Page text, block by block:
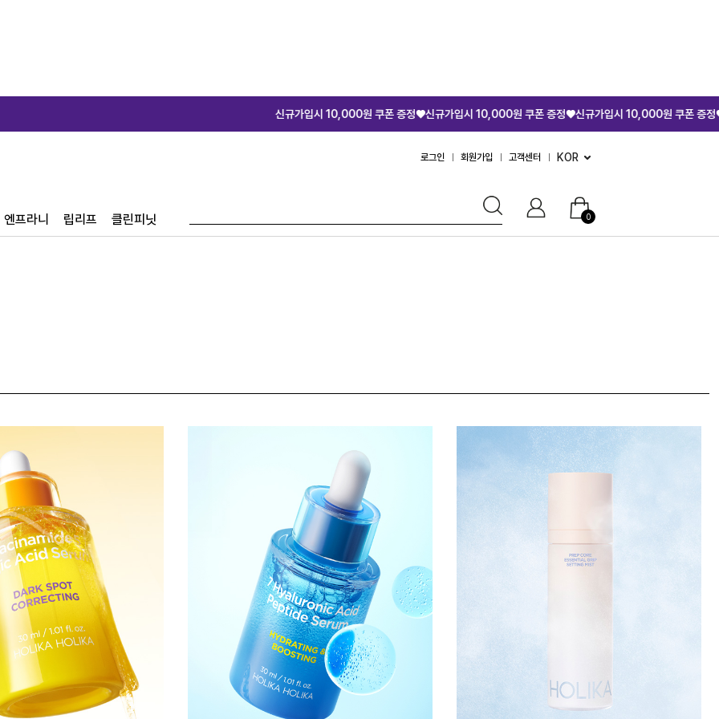
신규가입시 10,000원 쿠폰 증정♥신규가입시 10,000원 쿠폰 증정♥신규가입시 10,000원 쿠폰 증정♥신규가입시
로그인 회원가입 고객센터 KOR
엔프라니 립리프 클린피닛 0